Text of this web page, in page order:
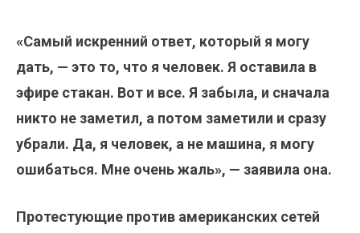
«Самый искренний ответ, который я могу
дать, — это то, что я человек. Я оставила в
эфире стакан. Вот и все. Я забыла, и сначала
никто не заметил, а потом заметили и сразу
убрали. Да, я человек, а не машина, я могу
ошибаться. Мне очень жаль», — заявила она.
Протестующие против американских сетей